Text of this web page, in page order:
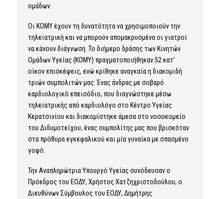
ομάδων.
Οι ΚΟΜΥ έχουν τη δυνατότητα να χρησιμοποιούν την
τηλεϊατρική και να μπορούν απομακρυσμένα οι γιατροί
να κάνουν διάγνωση. Το διήμερο δράσης των Κινητών
Ομάδων Υγείας (ΚΟΜΥ) πραγματοποιήθηκαν 52 κατ’
οίκον επισκέψεις, ενώ κρίθηκε αναγκαία η διακομιδή
τριών συμπολιτών μας: Ένας άνδρας με σοβαρό
καρδιολογικό επεισόδιο, που διαγνώστηκε μέσω
τηλεϊατρικής από καρδιολόγο στο Κέντρο Υγείας
Κερατσινίου και διακομίστηκε άμεσα στο νοσοκομείο
του Διδυμοτείχου, ένας συμπολίτης μας που βρισκόταν
στα πρόθυρα εγκεφαλικού και μία γυναίκα με σπασμένο
γοφό.
Την Αναπληρώτρια Υπουργό Υγείας συνόδευσαν ο
Πρόεδρος του ΕΟΔΥ, Χρήστος Χατζηχριστοδούλου, ο
Διευθύνων Σύμβουλος του ΕΟΔΥ, Δημήτρης